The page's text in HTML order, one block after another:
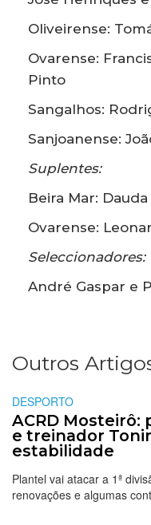
Oliveirense:
Ovarense:
Pinto
Sangalhos:
Sanjoanense:
Suplentes:
Beira Mar: Dauda
Ovarense:
Seleccionadores:
André Gaspar e
Outros
DESPORTO
ACRD Mosteirô:
e treinador
estabilidade
Plantel vai atacar a 1ª
renovações e algumas